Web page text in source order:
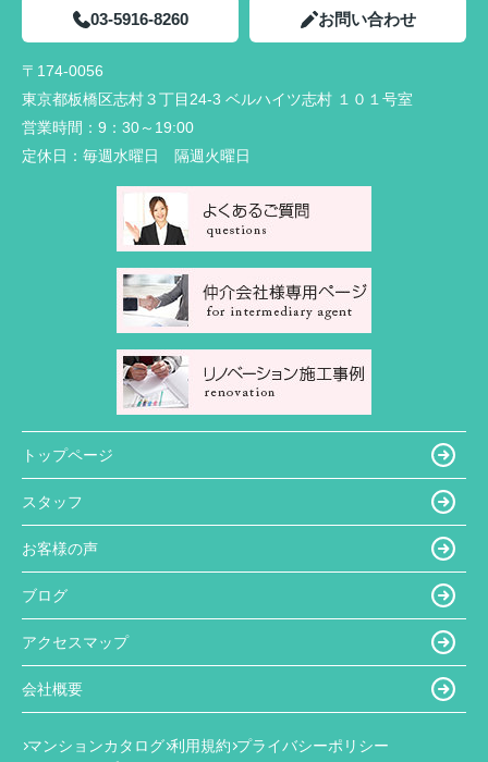
03-5916-8260 お問い合わせ
〒174-0056
東京都板橋区志村３丁目24-3 ベルハイツ志村 １０１号室
営業時間： 9：30～19:00
定休日： 毎週水曜日 隔週火曜日
トップページ
スタッフ
お客様の声
ブログ
アクセスマップ
会社概要
マンションカタログ 利用規約 プライバシーポリシー